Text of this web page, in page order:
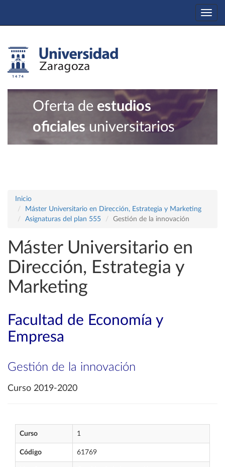
Oferta de estudios
oficiales universitarios
Inicio
Máster Universitario en Dirección, Estrategia y Marketing
Asignaturas del plan 555
Gestión de la innovación
Máster Universitario en
Dirección, Estrategia y
Marketing
Facultad de Economía y
Empresa
Gestión de la innovación
Curso 2019-2020
Curso 1
Código 61769